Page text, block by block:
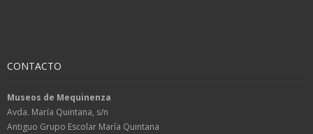
CONTACTO
Museos de Mequinenza
Avda. María Quintana, s/n
Antiguo Grupo Escolar María Quintana